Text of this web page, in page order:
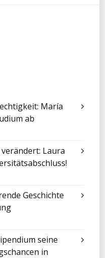
María
ab
Laura
Geschichte
seine
in